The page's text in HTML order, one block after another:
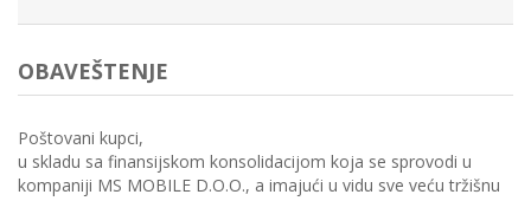
OBAVEŠTENJE
Poštovani kupci,
u skladu sa finansijskom konsolidacijom koja se sprovodi u
kompaniji MS MOBILE D.O.O., a imajući u vidu sve veću tržišnu